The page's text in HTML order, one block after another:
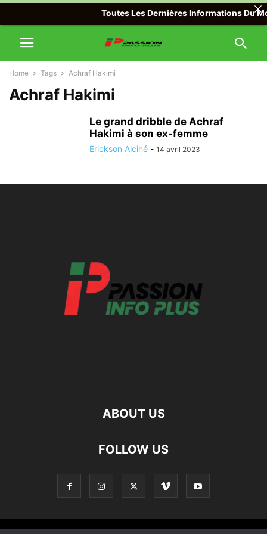
Home Tags Achraf Hakimi
Achraf Hakimi
Le grand dribble de Achraf
Hakimi à son ex-femme
Erickson Alciné - 14 avril 2023
ABOUT US
FOLLOW US
Toutes Les Dernières Informations Du